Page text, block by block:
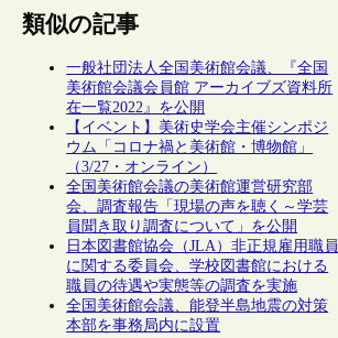
類似の記事
一般社団法人全国美術館会議、『全国
美術館会議会員館 アーカイブズ資料所
在一覧2022』を公開
【イベント】美術史学会主催シンポジ
ウム「コロナ禍と美術館・博物館」
（3/27・オンライン）
全国美術館会議の美術館運営研究部
会、調査報告「現場の声を聴く～学芸
員聞き取り調査について」を公開
日本図書館協会（JLA）非正規雇用職員
に関する委員会、学校図書館における
職員の待遇や実態等の調査を実施
全国美術館会議、能登半島地震の対策
本部を事務局内に設置